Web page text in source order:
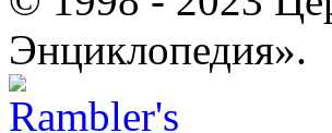
Энциклопедия».